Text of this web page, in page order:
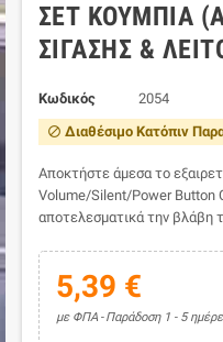
ΣΕΤ ΚΟΥΜΠΊΑ
ΣΊΓΑΣΗΣ &
Κωδικός 2054
block Διαθέσιμο Κατόπιν
Αποκτήστε άμεσα το
Volume/Silent/Power Button
αποτελεσματικά την βλάβη
5,39 €
με ΦΠΑ Παράδοση 1 - 5